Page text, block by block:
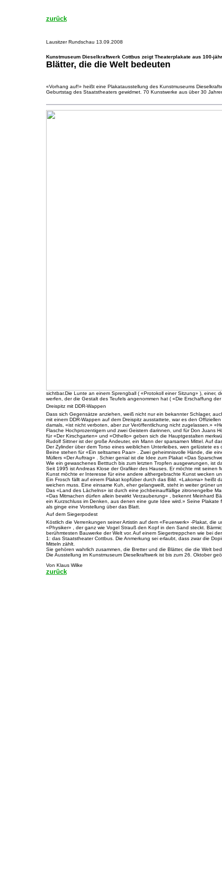
zurück
Lausitzer Rundschau 13.09.2008
Kunstmuseum Dieselkraftwerk Cottbus zeigt Theaterplakate aus 100-
Blätter, die die Welt bedeuten
«Vorhang auf!» heißt eine Plakatausstellung des Kunstmuseums
Geburtstag des Staatstheaters gewidmet. 70 Kunstwerke aus über 30
sichtbar.Die Lunte an einem Sprengball ( «Protokoll einer Sitzung» ),
werfen, der die Gestalt des Teufels angenommen hat ( «Die Erschaffung
Dreispitz mit DDR-Wappen
Dass sich Gegensätze anziehen, weiß nicht nur ein bekannter Schlager,
mit einem DDR-Wappen auf dem Dreispitz ausstattete, war es den
damals, «ist nicht verboten, aber zur Veröffentlichung nicht zugelassen.»
Flasche Hochprozentigem und zwei Geistern darinnen, und für Don Juans
für «Der Kirschgarten» und «Othello» geben sich die Hauptgestalten
Rudolf Sittner ist der große Andeuter, ein Mann der sparsamen Mittel. Auf
Der Zylinder über dem Torso eines weiblichen Unterleibes, wen gelüstete
Beine stehen für «Ein seltsames Paar» . Zwei geheimnisvolle Hände, die
Müllers «Der Auftrag» . Schier genial ist die Idee zum Plakat «Das
Wie ein gewaschenes Betttuch bis zum letzten Tropfen ausgewrungen, ist
Seit 1995 ist Andreas Klose der Grafiker des Hauses. Er möchte mit
Kunst möchte er Interesse für eine andere althergebrachte Kunst wecken
Ein Frosch fällt auf einem Plakat kopfüber durch das Bild. «Lakoma» heißt
weichen muss. Eine einsame Kuh, eher gelangweilt, steht in weiter grüner
Das «Land des Lächelns» ist durch eine jochbeinauffällige zitronengelbe
«Das Mitmachen dürfen allein bewirkt Verzauberung» , bekennt Meinhard
ein Kurzschluss im Denken, aus denen eine gute Idee wird.» Seine
als ginge eine Vorstellung über das Blatt.
Auf dem Siegerpodest
Köstlich die Verrenkungen seiner Artistin auf dem «Feuerwerk» -Plakat,
«Physiker» , der ganz wie Vogel Strauß den Kopf in den Sand steckt.
berühmtesten Bauwerke der Welt vor. Auf einem Siegertreppchen wie bei
1: das Staatstheater Cottbus. Die Anmerkung sei erlaubt, dass zwar die
Mitteln zählt.
Sie gehören wahrlich zusammen, die Bretter und die Blätter, die die Welt
Die Ausstellung im Kunstmuseum Dieselkraftwerk ist bis zum 26. Oktober
Von Klaus Wilke
zurück